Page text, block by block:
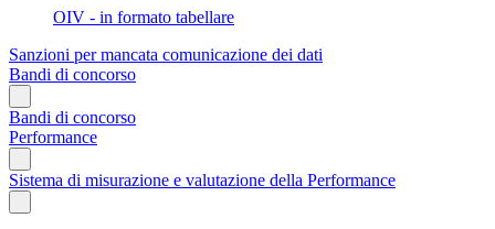
OIV - in formato tabellare
Sanzioni per mancata comunicazione dei dati
Bandi di concorso
Bandi di concorso
Performance
Sistema di misurazione e valutazione della Performance